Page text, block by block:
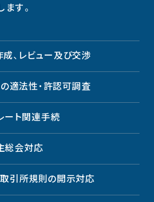
ます。
、レビュー及び交渉
適法性・許認可調査
ート関連手続
総会対応
引所規則の開示対応